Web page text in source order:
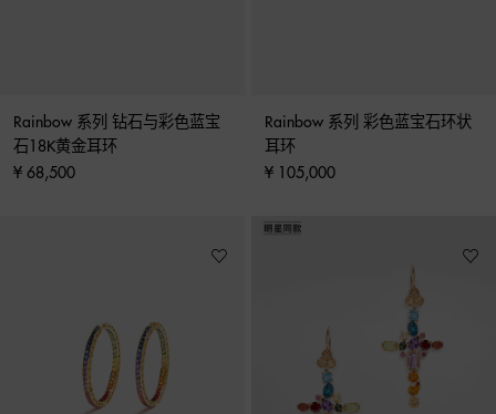
Rainbow 系列 钻石与彩色蓝宝
石18K黄金耳环
¥ 68,500
Rainbow 系列 彩色蓝宝石环状
耳环
¥ 105,000